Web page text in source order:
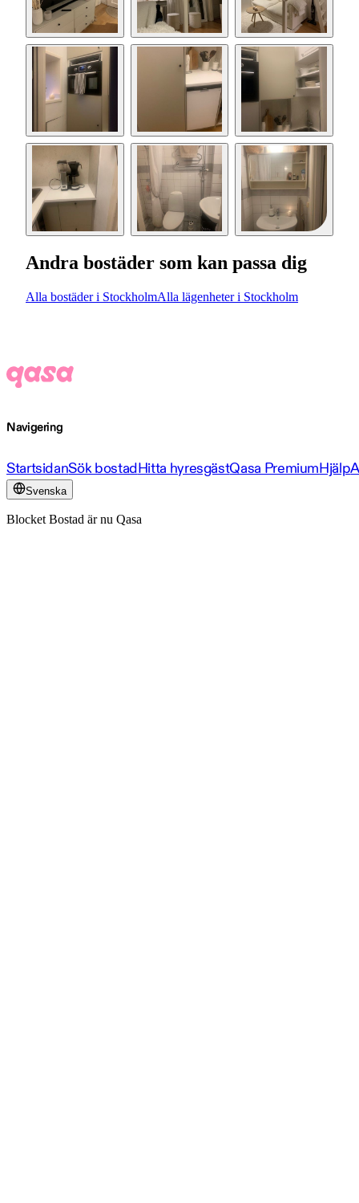
Andra bostäder som kan passa dig
Alla bostäder i StockholmAlla lägenheter i Stockholm
Navigering
StartsidanSök bostadHitta hyresgästQasa PremiumHjälp
Svenska
Blocket Bostad är nu Qasa